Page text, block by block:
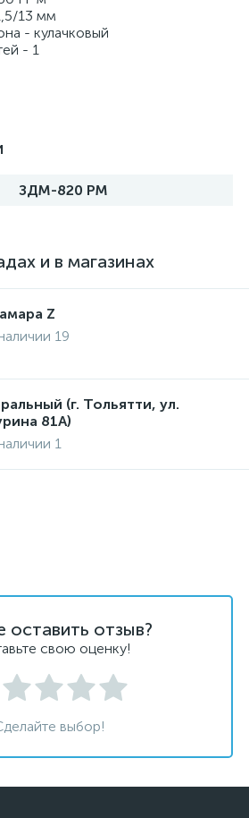
13 мм
- кулачковый
- 1
ЗДМ-820 РМ
и в магазинах
Z
19
(г. Тольятти, ул.
81А)
1
оставить отзыв?
свою оценку!
выбор!